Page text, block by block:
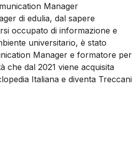
Manager
di edulia, dal sapere
occupato di informazione e
universitario, è stato
Manager e formatore per
che dal 2021 viene acquisita
Italiana e diventa Treccani